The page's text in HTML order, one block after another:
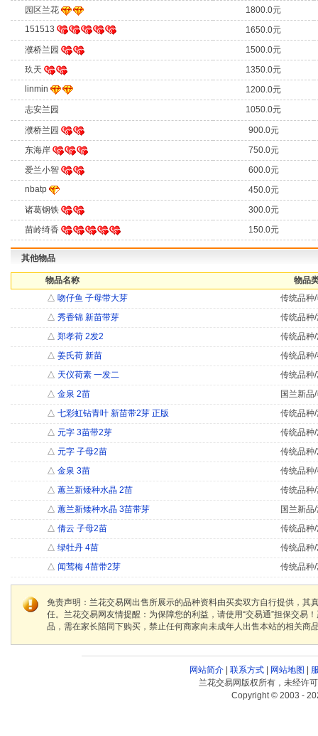
园区兰花
1800.0元
151513
1650.0元
濮桥兰园
1500.0元
玖天
1350.0元
linmin
1200.0元
志安兰园 1050.0元
濮桥兰园
900.0元
东海岸
750.0元
爱兰小智
600.0元
nbatp
450.0元
诸葛钢铁
300.0元
苗岭绮香
150.0元
其他物品
物品名称
物品
△ 吻仔鱼 子母带大芽
传统品种
△ 秀香锦 新苗带芽
传统品种
△ 郑孝荷 2发2
传统品种
△ 姜氏荷 新苗
传统品种
△ 天仪荷素 一发二
传统品种
△ 金泉 2苗
国兰新品
△ 七彩虹钻青叶 新苗带2芽 正版
传统品种
△ 元字 3苗带2芽
传统品种
△ 元字 子母2苗
传统品种
△ 金泉 3苗
传统品种
△ 蕙兰新矮种水晶 2苗
传统品种
△ 蕙兰新矮种水晶 3苗带芽
国兰新品
△ 倩云 子母2苗
传统品种
△ 绿牡丹 4苗
传统品种
△ 闻莺梅 4苗带2芽 传统品种
免责声明：兰花交易网出售所展示的品种资料由买卖双方自行提供，
任。兰花交易网友情提醒：为保障您的利益，请使用“交易通”担保交
品，需在家长陪同下购买，禁止任何商家向未成年人出售本站的相关商
网站简介| 联系方式| 网站地图
兰花交易网版权所有，未经许
Copyright © 2003 -